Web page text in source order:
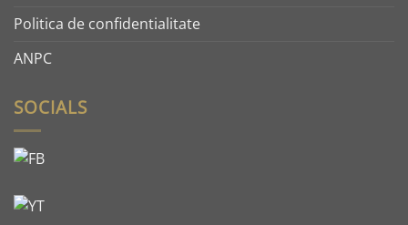
Politica de confidentialitate
ANPC
SOCIALS